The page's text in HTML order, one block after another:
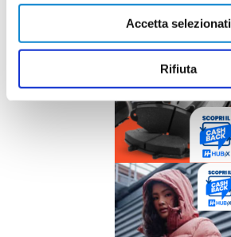
Accetta selezionati
Rifiuta